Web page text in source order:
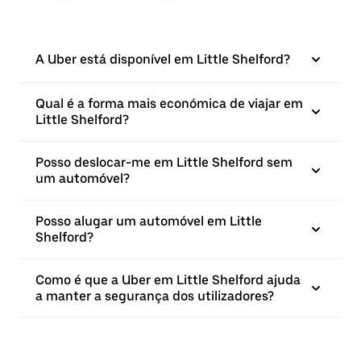
A Uber está disponível em Little Shelford?
Qual é a forma mais económica de viajar em
Little Shelford?
Posso deslocar-me em Little Shelford sem
um automóvel?
Posso alugar um automóvel em Little
Shelford?
Como é que a Uber em Little Shelford ajuda
a manter a segurança dos utilizadores?